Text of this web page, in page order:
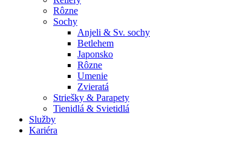
Rôzne
Sochy
Anjeli & Sv. sochy
Betlehem
Japonsko
Rôzne
Umenie
Zvieratá
Striešky & Parapety
Tienidlá & Svietidlá
Služby
Kariéra